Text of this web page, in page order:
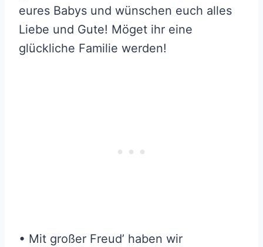
eures Babys und wünschen euch alles
Liebe und Gute! Möget ihr eine
glückliche Familie werden!
• Mit großer Freud’ haben wir